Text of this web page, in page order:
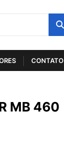
CONTATO
MB 460